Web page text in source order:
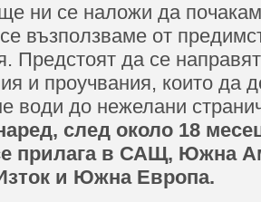
ни се наложи да
възползваме от
Предстоят да се
и проучвания, които да
води до нежелани
след около 18
прилага в САЩ, Южна
и Южна Европа.